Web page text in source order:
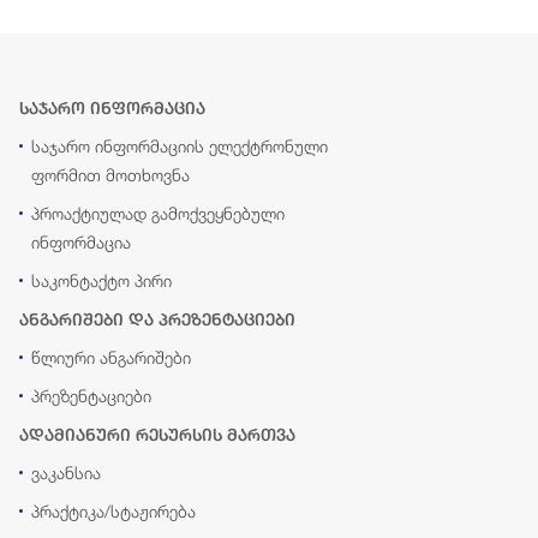
საჯარო ინფორმაცია
საჯარო ინფორმაციის ელექტრონული
ფორმით მოთხოვნა
პროაქტიულად გამოქვეყნებული
ინფორმაცია
საკონტაქტო პირი
ანგარიშები და პრეზენტაციები
წლიური ანგარიშები
პრეზენტაციები
ადამიანური რესურსის მართვა
ვაკანსია
პრაქტიკა/სტაჟირება